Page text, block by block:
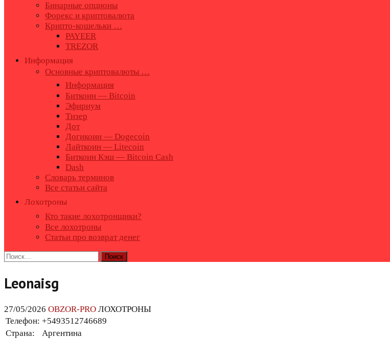
Бинарные опционы
Форекс и криптовалюта
Крипто-кошельки …
PAYEER
TREZOR
Информация
Основные криптовалюты …
Информация
Биткоин — Bitcoin
Эфириум
Тизер
Дот
Догикоин — Dogecoin
Лайткоин — Litecoin
Биткоин Кэш — Bitcoin Cash
Dash
Словарь терминов
Все статьи сайта
Лохотроны
Кто такие лохотронщики?
Все лохотроны
Статьи про возврат денег
Найти:
Leonaisg
27/05/2026 OBZOR-PRO ЛОХОТРОНЫ
Телефон: +5493512746689
Страна:
Аргентина